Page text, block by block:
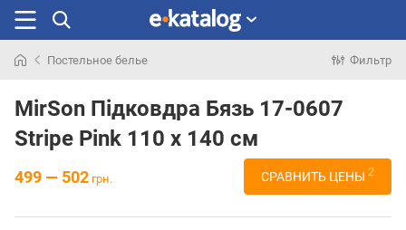
раньше
Постельное белье Фильтр
MirSon Підковдра Бязь 17-0607
Stripe Pink 110 x 140 см
499 — 502 грн. СРАВНИТЬ ЦЕНЫ 2